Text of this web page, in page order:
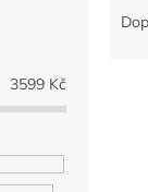
3599 Kč